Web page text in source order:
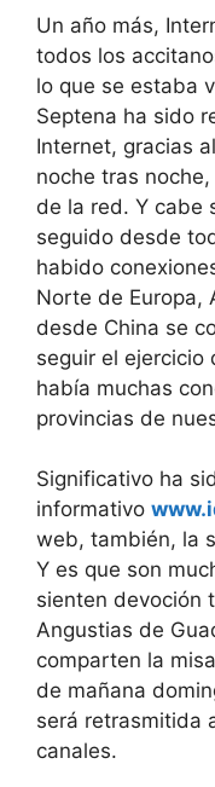
Un año más,
todos los
lo que se estaba
Septena ha sido
Internet, gracias
noche tras
de la red. Y cabe
seguido desde
habido
Norte de Europa,
desde China se
seguir el ejercicio
había muchas
provincias de
Significativo ha
informativo
web, también, la
Y es que son
sienten devoción
Angustias de
comparten la
de mañana
será retrasmitida
canales.